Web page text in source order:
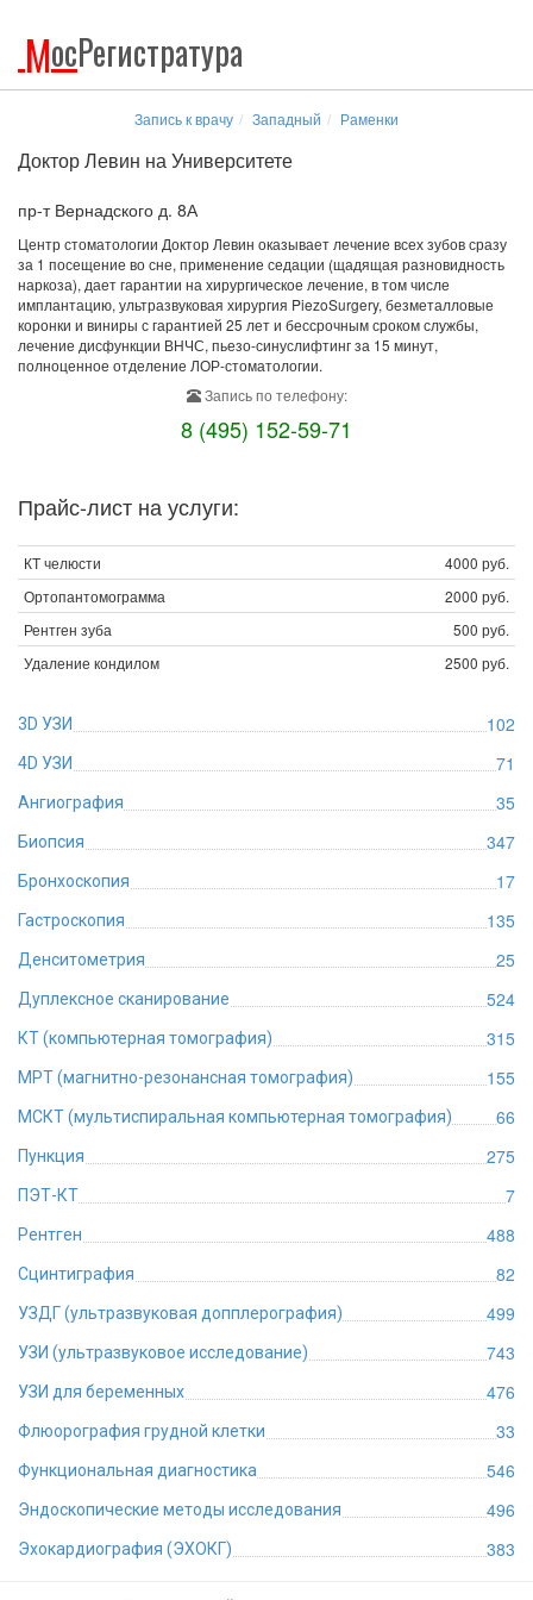
МосРегистратура
Запись к врачу Западный Раменки
Доктор Левин на Университете
пр-т Вернадского д. 8А
Центр стоматологии Доктор Левин оказывает лечение всех зубов сразу
за 1 посещение во сне, применение седации (щадящая разновидность
наркоза), дает гарантии на хирургическое лечение, в том числе
имплантацию, ультразвуковая хирургия PiezoSurgery, безметалловые
коронки и виниры с гарантией 25 лет и бессрочным сроком службы,
лечение дисфункции ВНЧС, пьезо-синуслифтинг за 15 минут,
полноценное отделение ЛОР-стоматологии.
Запись по телефону:
8 (495) 152-59-71
Прайс-лист на услуги:
КТ челюсти
4000 руб.
Ортопантомограмма
2000 руб.
Рентген зуба
500 руб.
Удаление кондилом
2500 руб.
3D УЗИ 102
4D УЗИ 71
Ангиография 35
Биопсия 347
Бронхоскопия 17
Гастроскопия 135
Денситометрия 25
Дуплексное сканирование 524
КТ (компьютерная томография) 315
МРТ (магнитно-резонансная томография) 155
МСКТ (мультиспиральная компьютерная томография) 66
Пункция 275
ПЭТ-КТ 7
Рентген 488
Сцинтиграфия 82
УЗДГ (ультразвуковая допплерография) 499
УЗИ (ультразвуковое исследование) 743
УЗИ для беременных 476
Флюорография грудной клетки 33
Функциональная диагностика 546
Эндоскопические методы исследования 496
Эхокардиография (ЭХОКГ) 383